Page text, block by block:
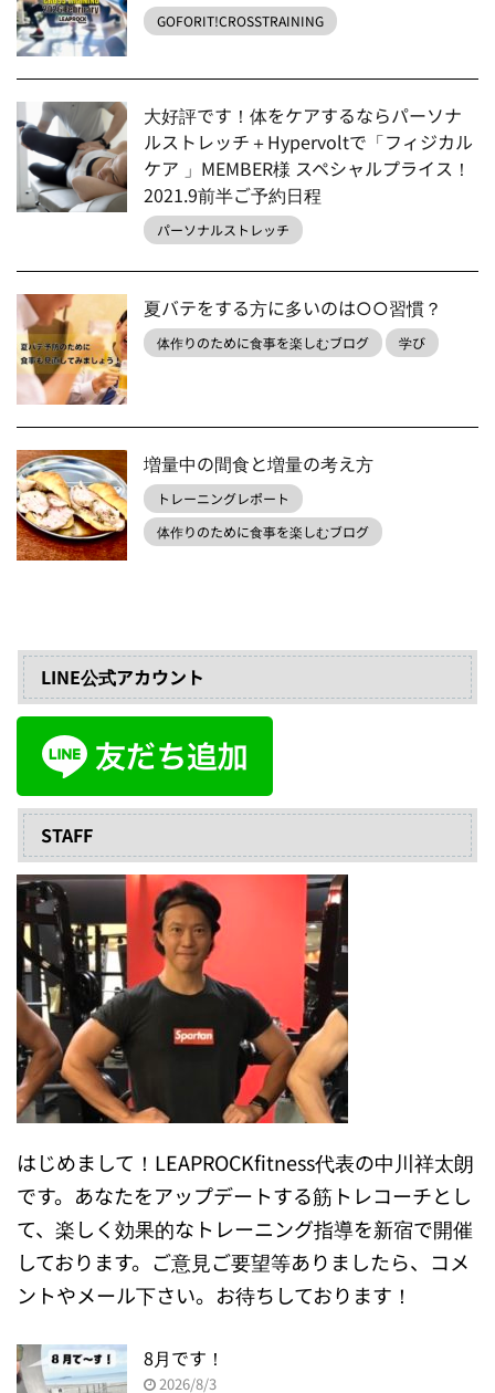
GOFORIT!CROSSTRAINING
大好評です！体をケアするならパーソナ
ルストレッチ＋Hypervoltで「フィジカル
ケア 」MEMBER様 スペシャルプライス！
2021.9前半ご予約日程
パーソナルストレッチ
夏バテをする方に多いのは○○習慣？
体作りのために食事を楽しむブログ 学び
増量中の間食と増量の考え方
トレーニングレポート
体作りのために食事を楽しむブログ
LINE公式アカウント
STAFF
はじめまして！LEAPROCKfitness代表の中川祥太朗
です。あなたをアップデートする筋トレコーチとし
て、楽しく効果的なトレーニング指導を新宿で開催
しております。ご意見ご要望等ありましたら、コメ
ントやメール下さい。お待ちしております！
8月です！
2026/8/3